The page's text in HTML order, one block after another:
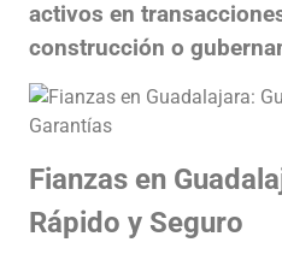
activos en
construcción o
Fianzas en
Rápido y Seguro